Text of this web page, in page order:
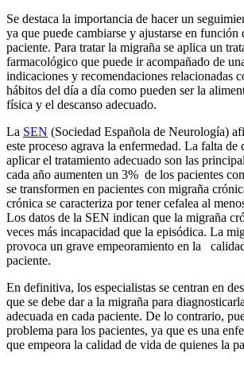
Se destaca la importancia de hacer un
ya que puede cambiarse y ajustarse en
paciente. Para tratar la migraña se aplica un
farmacológico que puede ir acompañado de
indicaciones y recomendaciones relacionadas
hábitos del día a día como pueden ser la
física y el descanso adecuado.
La SEN (Sociedad Española de Neurología)
este proceso agrava la enfermedad. La falta de
aplicar el tratamiento adecuado son las
cada año aumenten un 3% de los pacientes
se transformen en pacientes con migraña
crónica se caracteriza por tener cefalea al
Los datos de la SEN indican que la migraña
veces más incapacidad que la episódica. La
provoca un grave empeoramiento en la
paciente.
En definitiva, los especialistas se centran en
que se debe dar a la migraña para
adecuada en cada paciente. De lo contrario,
problema para los pacientes, ya que es una
que empeora la calidad de vida de quienes la